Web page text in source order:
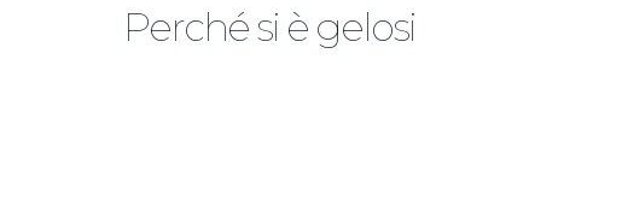
Perché si è gelosi